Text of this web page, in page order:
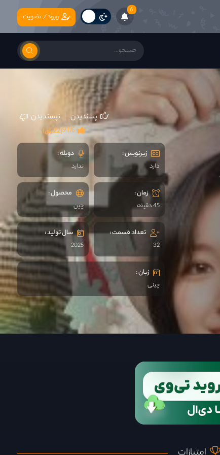
6
ورود/عضویت
پسندیدن نپسندیدن
(22 رای)91%
زیرنویس :
دارد
دوبله :
ندارد
زمان :
45 دقیقه
محصول :
چين
تعداد قسمت :
32
سال تولید :
2025
زبان :
چینی